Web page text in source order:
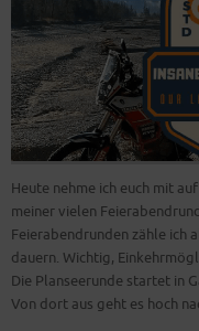
Heute nehme ich euch mit
meiner vielen
Feierabendrunden zähle ich
dauern. Wichtig,
Die Planseerunde startet in
Von dort aus geht es hoch